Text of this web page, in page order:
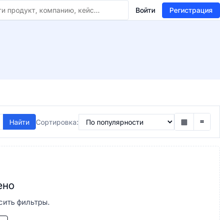
Войти Регистрация
Найти Сортировка: ▦ ≡
фильтры.